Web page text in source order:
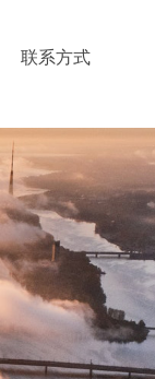
联系方式